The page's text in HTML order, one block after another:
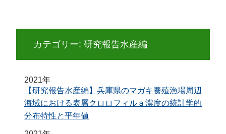
カテゴリー: 研究報告水産編
2021年
【研究報告水産編】兵庫県のマガキ養殖漁場周辺
海域における表層クロロフィルａ濃度の統計学的
分布特性と平年値